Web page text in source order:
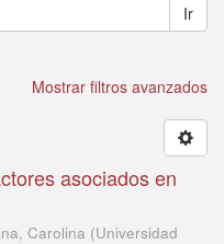
Ir
Mostrar filtros avanzados
asociados en
Carolina (Universidad